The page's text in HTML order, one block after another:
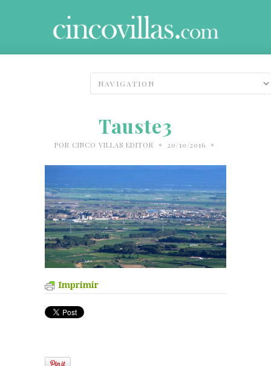
Tauste3
POR CINCO VILLAS EDITOR • 20/10/2016 •
Imprimir